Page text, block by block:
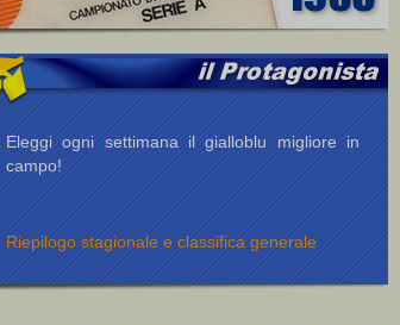
Eleggi ogni settimana il gialloblu migliore in
campo!
Riepilogo stagionale e classifica generale